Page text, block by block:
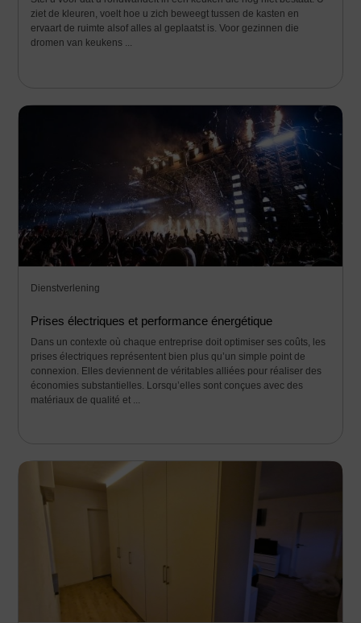
ziet de kleuren, voelt hoe u zich beweegt tussen de kasten en
ervaart de ruimte alsof alles al geplaatst is. Voor gezinnen die
dromen van keukens ...
Dienstverlening
Prises électriques et performance énergétique
Dans un contexte où chaque entreprise doit optimiser ses coûts, les
prises électriques représentent bien plus qu’un simple point de
connexion. Elles deviennent de véritables alliées pour réaliser des
économies substantielles. Lorsqu’elles sont conçues avec des
matériaux de qualité et ...